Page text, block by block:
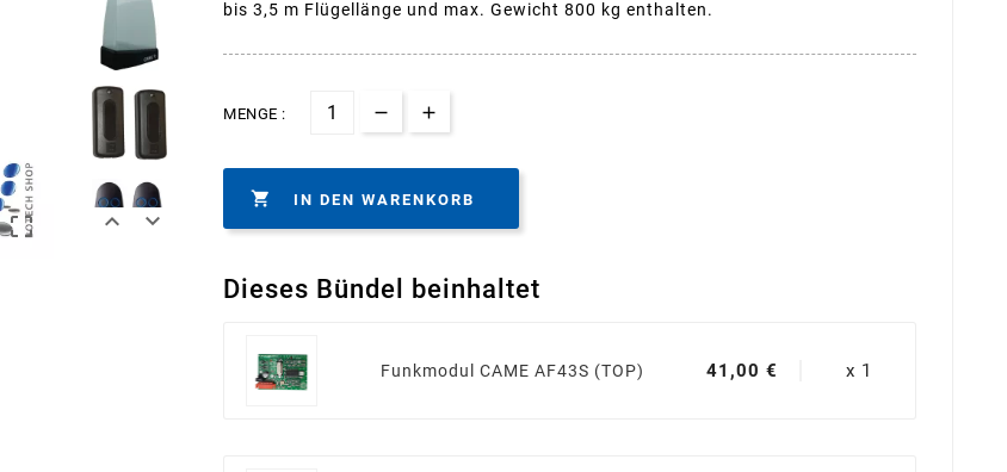
  
bis 3,5 m Flügellänge und max. Gewicht 800 kg enthalten.
MENGE :
 IN DEN WARENKORB
Dieses Bündel beinhaltet
Funkmodul CAME AF43S (TOP) 41,00 € x 1